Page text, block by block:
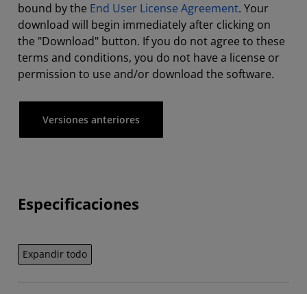
bound by the End User License Agreement. Your
download will begin immediately after clicking on
the "Download" button. If you do not agree to these
terms and conditions, you do not have a license or
permission to use and/or download the software.
Versiones anteriores
Especificaciones
Expandir todo